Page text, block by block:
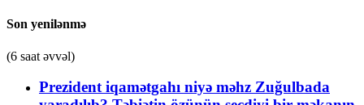
Son yenilənmə
(6 saat əvvəl)
Prezident iqamətgahı niyə məhz Zuğulbada